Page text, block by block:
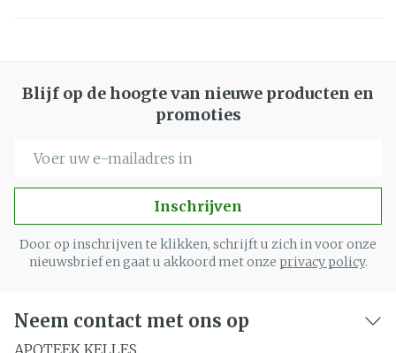
Blijf op de hoogte van nieuwe producten en
promoties
Inschrijven
Door op inschrijven te klikken, schrijft u zich in voor onze
nieuwsbrief en gaat u akkoord met onze privacy policy.
Neem contact met ons op
APOTEEK KELLES